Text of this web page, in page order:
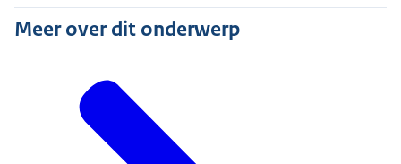
Meer over dit onderwerp